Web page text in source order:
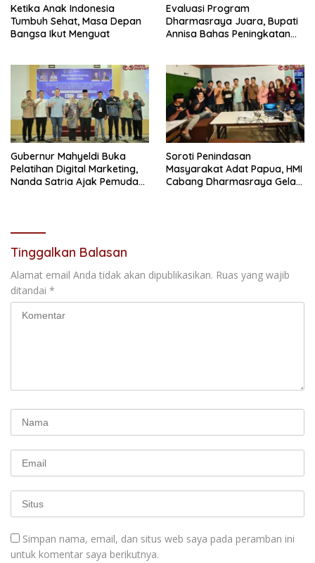
Ketika Anak Indonesia
Tumbuh Sehat, Masa Depan
Bangsa Ikut Menguat
Evaluasi Program
Dharmasraya Juara, Bupati
Annisa Bahas Peningkatan
Gubernur Mahyeldi Buka
Pelatihan Digital Marketing,
Nanda Satria Ajak Pemuda
Soroti Penindasan
Masyarakat Adat Papua, HMI
Cabang Dharmasraya Gelar
Tinggalkan Balasan
Alamat email Anda tidak akan dipublikasikan. Ruas yang wajib
ditandai *
Simpan nama, email, dan situs web saya pada peramban ini
untuk komentar saya berikutnya.